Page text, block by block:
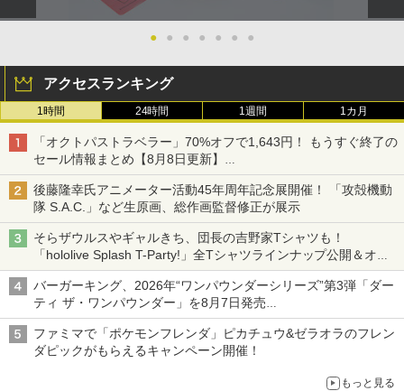
● ● ● ● ● ● ●
アクセスランキング
1時間 24時間 1週間 1カ月
「オクトパストラベラー」70%オフで1,643円！ もうすぐ終了の
セール情報まとめ【8月8日更新】
ニンテンドーeショップでは「大神 絶景版」が67%オフで990円
後藤隆幸氏アニメーター活動45年周年記念展開催！ 「攻殻機動
隊 S.A.C.」など生原画、総作画監督修正が展示
そらザウルスやギャルきち、団長の吉野家Tシャツも！
「hololive Splash T-Party!」全Tシャツラインナップ公開＆オン
ライン販売開始
バーガーキング、2026年“ワンパウンダーシリーズ”第3弾「ダー
ティ ザ・ワンパウンダー」を8月7日発売
「特製ガーリックマヨソース」を使用した超大型チーズバーガー
ファミマで「ポケモンフレンダ」ピカチュウ&ゼラオラのフレン
ダピックがもらえるキャンペーン開催！
もっと見る